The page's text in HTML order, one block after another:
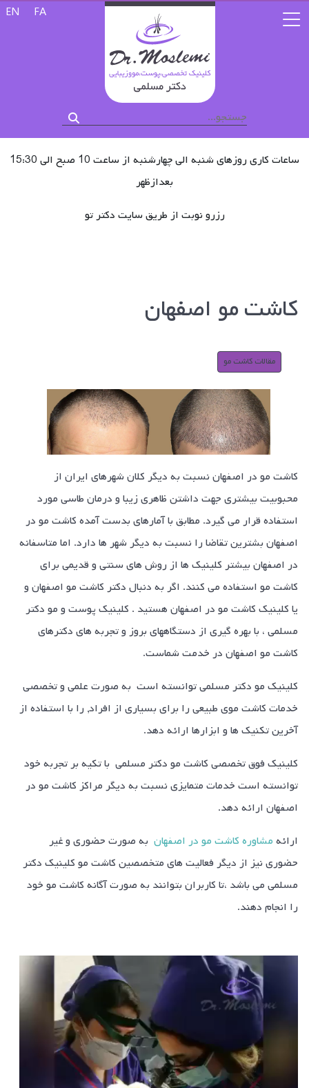
زبان خود
FA
EN
ساعات کاری روزهای شنبه الی چهارشنبه از ساعت 10 صبح الی 15:30
بعدازظهر
رزرو نوبت از طریق سایت دکتر تو
کاشت مو اصفهان
مقالات کاشت مو
کاشت مو در اصفهان نسبت به دیگر کلان شهرهای ایران از
محبوبیت بیشتری جهت داشتن ظاهری زیبا و درمان طاسی مورد
استفاده قرار می گیرد. مطابق با آمارهای بدست آمده کاشت مو در
اصفهان بشترین تقاضا را نسبت به دیگر شهر ها دارد. اما متاسفانه
در اصفهان بیشتر کلینیک ها از روش های سنتی و قدیمی برای
کاشت مو استفاده می کنند. اگر به دنبال دکتر کاشت مو اصفهان و
یا کلینیک کاشت مو در اصفهان هستید . کلینیک پوست و مو دکتر
مسلمی ، با بهره گیری از دستگاههای بروز و تجربه های دکترهای
کاشت مو اصفهان در خدمت شماست.
کلینیک مو دکتر مسلمی توانسته است به صورت علمی و تخصصی
خدمات کاشت موی طبیعی را برای بسیاری از افراد, را با استفاده از
آخرین تکنیک ها و ابزارها ارائه دهد.
کلینیک فوق تخصصی کاشت مو دکتر مسلمی با تکیه بر تجربه خود
توانسته است خدمات متمایزی نسبت به دیگر مراکز کاشت مو در
اصفهان ارائه دهد.
ارائه مشاوره کاشت مو در اصفهان به صورت حضوری و غیر
حضوری نیز از دیگر فعالیت های متخصصین کاشت مو کلینیک دکتر
مسلمی می باشد ،تا کاربران بتوانند به صورت آگانه کاشت مو خود
را انجام دهند.